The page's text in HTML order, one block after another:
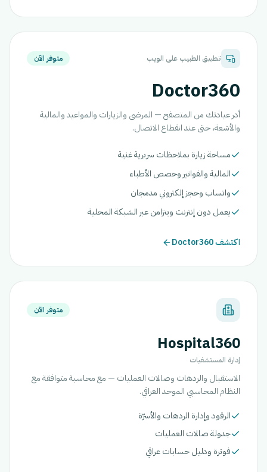
تطبيق الطبيب على الويب متوفر الآن
Doctor360
أدر عيادتك من المتصفح — المرضى والزيارات والمواعيد والمالية
والأشعة، حتى عند انقطاع الاتصال.
مساحة زيارة بملاحظات سريرية غنية
المالية والفواتير وحصص الأطباء
واتساب وحجز إلكتروني مدمجان
يعمل دون إنترنت ويتزامن عبر الشبكة المحلية
اكتشف Doctor360
متوفر الآن
Hospital360
إدارة المستشفيات
الاستقبال والردهات وصالات العمليات — مع محاسبة متوافقة مع
النظام المحاسبي الموحد العراقي.
الرقود وإدارة الردهات والأسرّة
جدولة صالات العمليات
فوترة ودليل حسابات عراقي